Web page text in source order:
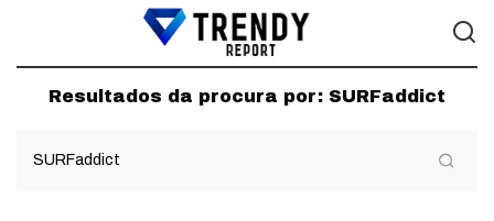
Resultados da procura por: SURFaddict